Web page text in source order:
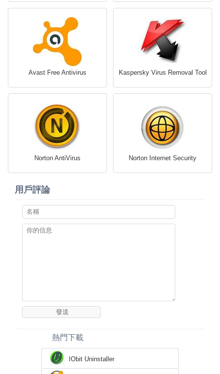
Avast Free Antivirus Kaspersky Virus Removal Tool
Norton AntiVirus Norton Internet Security
用戶評論
熱門下載
IObit Uninstaller